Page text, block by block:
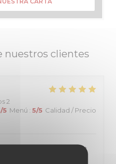
nuestros clientes
2
/5 Menú : 5/5 Calidad / Precio
Repas de qualité, tout
dessert. Je